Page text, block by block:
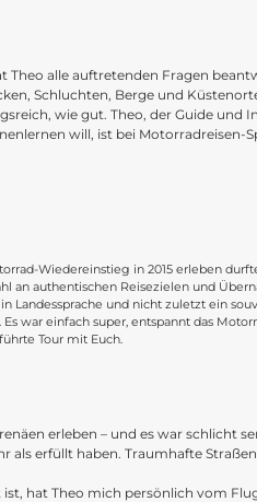
alle auftretenden Fragen
Schluchten, Berge und
wie gut. Theo, der Guide und
will, ist bei Motorradreisen-
Wiedereinstieg in 2015 erleben
authentischen Reisezielen und
und nicht zuletzt ein
war einfach super, entspannt das
Tour mit Euch.
erleben – und es war schlicht
erfüllt haben. Traumhafte
hat Theo mich persönlich vom